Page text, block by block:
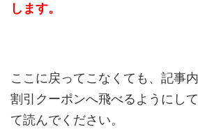
します。
ここに戻ってこなくても、記事
割引クーポンへ飛べるようにし
て読んでください。